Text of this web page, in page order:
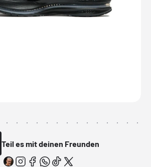
Teil es mit deinen Freunden